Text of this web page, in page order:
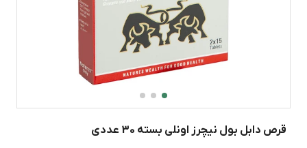
قرص دابل بول نیچرز اونلی بسته 30 عددی